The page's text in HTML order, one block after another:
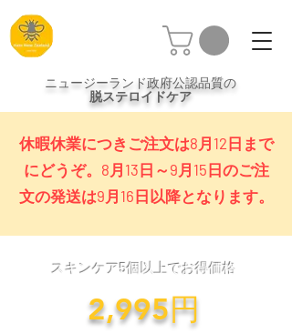
スキンケア5個以上でお得価格
​2,995円
ニュージーランド政府公認品質の
脱ステロイドケア
休暇休業につきご注文は8月12日まで
にどうぞ。8月13日～9月15日のご注
文の発送は9月16日以降となります。